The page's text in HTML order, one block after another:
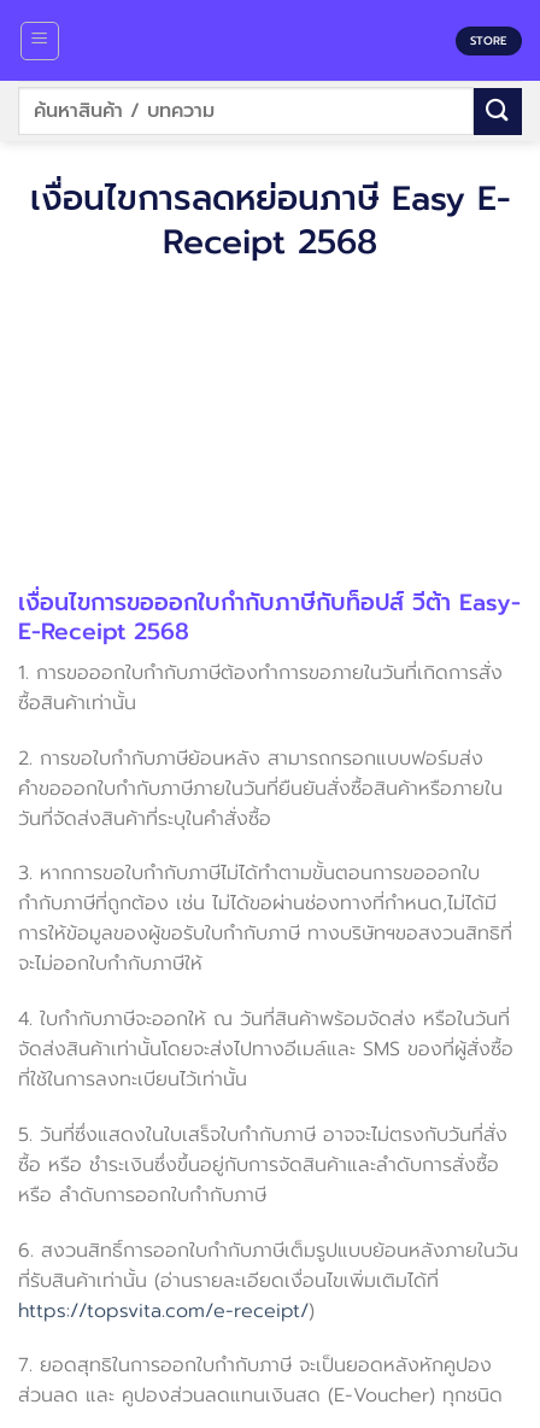
content
STORE
ค้นหา:
เงื่อนไขการลดหย่อนภาษี Easy E-
Receipt 2568
เงื่อนไขการขอออกใบกำกับภาษีกับท็อปส์ วีต้า Easy-
E-Receipt 2568
1. การขอออกใบกำกับภาษีต้องทำการขอภายในวันที่เกิดการสั่ง
ซื้อสินค้าเท่านั้น
2. การขอใบกำกับภาษีย้อนหลัง สามารถกรอกแบบฟอร์มส่ง
คำขอออกใบกำกับภาษีภายในวันที่ยืนยันสั่งซื้อสินค้าหรือภายใน
วันที่จัดส่งสินค้าที่ระบุในคำสั่งซื้อ
3. หากการขอใบกำกับภาษีไม่ได้ทำตามขั้นตอนการขอออกใบ
กำกับภาษีที่ถูกต้อง เช่น ไม่ได้ขอผ่านช่องทางที่กำหนด,ไม่ได้มี
การให้ข้อมูลของผู้ขอรับใบกำกับภาษี ทางบริษัทฯขอสงวนสิทธิที่
จะไม่ออกใบกำกับภาษีให้
4. ใบกำกับภาษีจะออกให้ ณ วันที่สินค้าพร้อมจัดส่ง หรือในวันที่
จัดส่งสินค้าเท่านั้นโดยจะส่งไปทางอีเมล์และ SMS ของที่ผู้สั่งซื้อ
ที่ใช้ในการลงทะเบียนไว้เท่านั้น
5. วันที่ซึ่งแสดงในใบเสร็จใบกำกับภาษี อาจจะไม่ตรงกับวันที่สั่ง
ซื้อ หรือ ชำระเงินซึ่งขึ้นอยู่กับการจัดสินค้าและลำดับการสั่งซื้อ
หรือ ลำดับการออกใบกำกับภาษี
6. สงวนสิทธิ์การออกใบกำกับภาษีเต็มรูปแบบย้อนหลังภายในวัน
ที่รับสินค้าเท่านั้น (อ่านรายละเอียดเงื่อนไขเพิ่มเติมได้ที่
https://topsvita.com/e-receipt/)
7. ยอดสุทธิในการออกใบกำกับภาษี จะเป็นยอดหลังหักคูปอง
ส่วนลด และ คูปองส่วนลดแทนเงินสด (E-Voucher) ทุกชนิด